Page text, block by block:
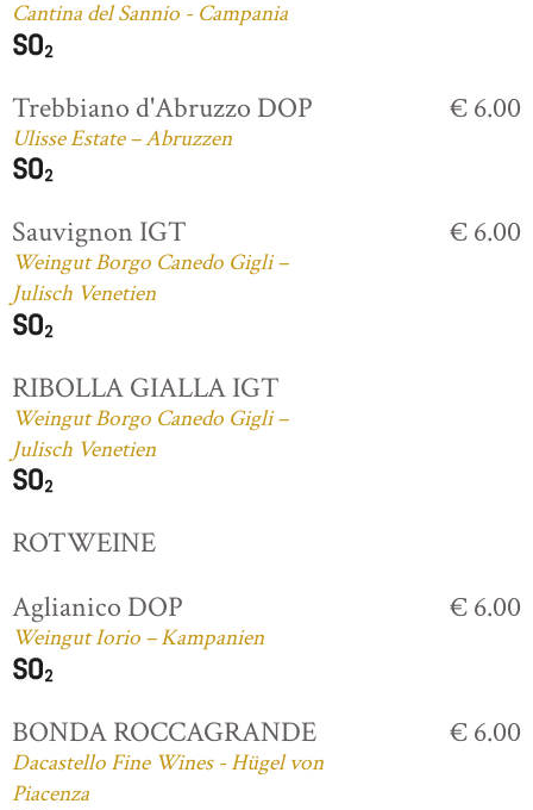
Cantina del Sannio - Campania
Trebbiano d'Abruzzo DOP
Ulisse Estate – Abruzzen
€ 6.00
Sauvignon IGT
Weingut Borgo Canedo Gigli –
Julisch Venetien
€ 6.00
RIBOLLA GIALLA IGT
Weingut Borgo Canedo Gigli –
Julisch Venetien
ROTWEINE
Aglianico DOP
Weingut Iorio – Kampanien
€ 6.00
BONDA ROCCAGRANDE
Dacastello Fine Wines - Hügel von
Piacenza
€ 6.00